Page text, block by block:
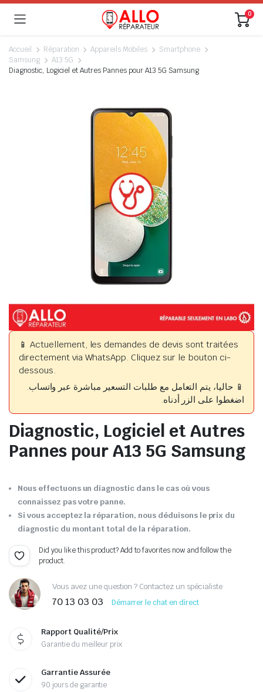
0
Accueil Réparation Appareils Mobiles
Smartphone
Samsung
A13 5G
Diagnostic, Logiciel et Autres Pannes pour A13 5G Samsung
📱 Actuellement, les demandes de devis sont traitées
directement via WhatsApp. Cliquez sur le bouton ci-
dessous.
📱 حاليا، يتم التعامل مع طلبات التسعير مباشرة عبر واتساب.
اضغطوا على الزر أدناه.
Diagnostic, Logiciel et Autres
Pannes pour A13 5G Samsung
Nous effectuons un diagnostic dans le cas où vous
connaissez pas votre panne.
Si vous acceptez la réparation, nous déduisons le prix du
diagnostic du montant total de la réparation.
Did you like this product? Add to favorites now and follow the
product.
Vous avez une question ? Contactez un spécialiste
70 13 03 03 Démarrer le chat en direct
Rapport Qualité/Prix
Garantie du meilleur prix
Garrantie Assurée
90 jours de garantie